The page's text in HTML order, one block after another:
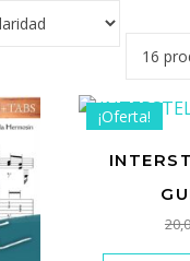
¡Oferta!